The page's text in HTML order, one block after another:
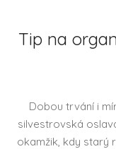
Tip na
Dobou trvání i
silvestrovská
okamžik, kdy starý